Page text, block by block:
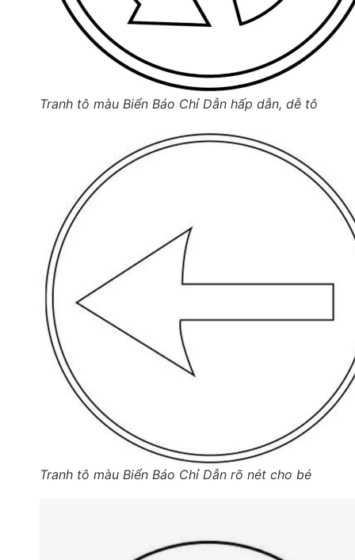
Tranh tô màu Biển Báo Chỉ Dẫn hấp dẫn, dễ tô
Tranh tô màu Biển Báo Chỉ Dẫn rõ nét cho bé